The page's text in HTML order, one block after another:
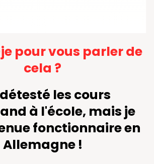
pour vous parler de
cela ?
les cours
à l'école, mais je
fonctionnaire en
Allemagne !